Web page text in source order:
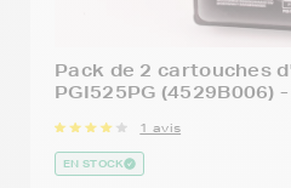
Pack de 2 cartouches
PGI525PG (4529B006)
1 avis
EN STOCK